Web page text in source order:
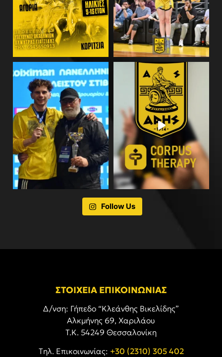
Follow Us
ΣΤΟΙΧΕΙΑ ΕΠΙΚΟΙΝΩΝΙΑΣ
Δ/νση: Γήπεδο “Κλεάνθης Βικελίδης”
Αλκμήνης 69, Χαριλάου
Τ.Κ. 54249 Θεσσαλονίκη
Tηλ. Επικοινωνίας: +30 (2310) 305 402